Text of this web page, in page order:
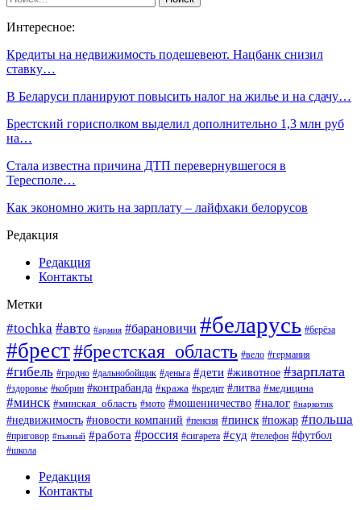
Интересное:
Кредиты на недвижимость подешевеют. Нацбанк снизил
ставку…
В Беларуси планируют повысить налог на жилье и на сдачу…
Брестский горисполком выделил дополнительно 1,3 млн руб
на…
Стала известна причина ДТП перевернувшегося в
Тересполе…
Как экономно жить на зарплату – лайфхаки белорусов
Редакция
Редакция
Контакты
Метки
#tochka #авто #армия #барановичи #беларусь #берёза
#брест#брестская_область #вело #германия
#гибель #гродно #дальнобойщик #деньга #дети #животное #зарплата
#здоровье #кобрин #контрабанда #кража #кредит #литва #медицина
#минск #минская_область #мото #мошенничество #налог #наркотик
#недвижимость #новости компаний #пенсия #пинск #пожар #польша
#приговор #пьяный #работа #россия #сигарета #суд #телефон #футбол
#школа
Редакция
Контакты